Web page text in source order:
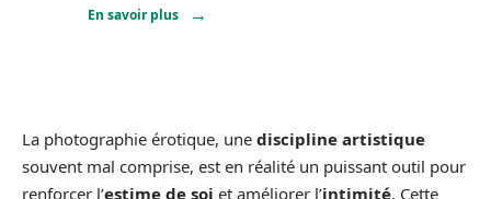
En savoir plus
La photographie érotique, une discipline artistique
souvent mal comprise, est en réalité un puissant outil pour
renforcer l’estime de soi et améliorer l’intimité. Cette